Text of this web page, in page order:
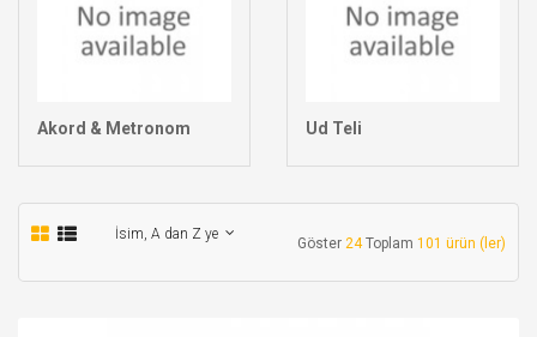
Akord & Metronom Ud Teli
İsim, A dan Z ye
Göster 24Toplam 101 ürün (ler)